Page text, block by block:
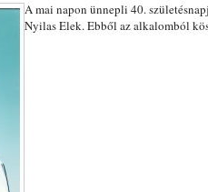
A mai napon ünnepli 40.
Nyilas Elek. Ebből az alkalomból